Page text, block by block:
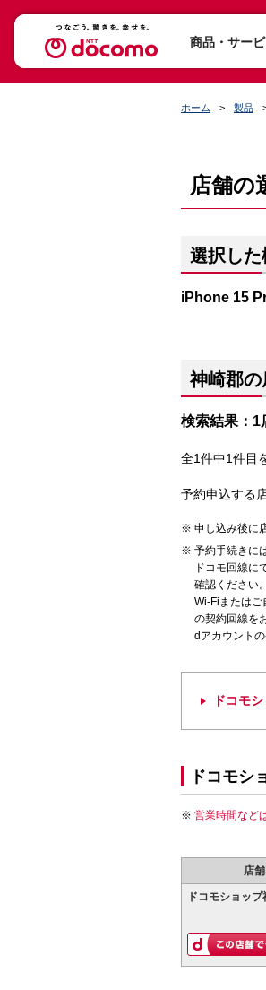
商品・サー
ホーム 製品
店舗の
選択した
iPhone 15
神崎郡
検索結果：1
全1件中1件目
予約申込する
申し込み後に
予約手続きに
ドコモ回線に
確認ください。
Wi-Fiまたはご
の契約回線を
dアカウント
ドコモ
ドコモシ
営業時間など
店
ドコモショッ